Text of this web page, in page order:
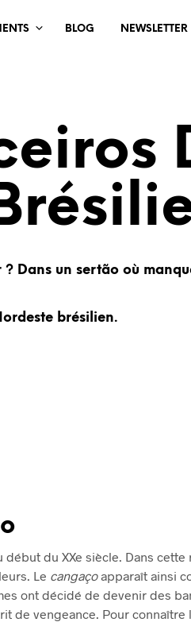
BLOG NEWSLETTER
Dans un sertão où
brésilien.
début du XXe siècle. Dans
Le cangaçoapparaît ainsi
ont décidé de devenir des
de vengeance. Pour